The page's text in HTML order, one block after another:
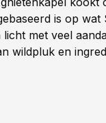
is op
met veel
wildpluk en